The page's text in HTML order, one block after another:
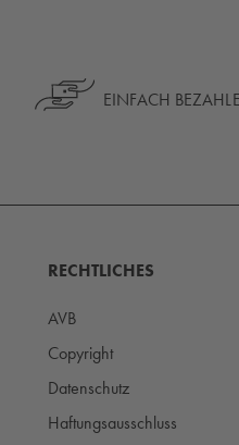
EINFACH
RECHTLICHES
AVB
Copyright
Datenschutz
Haftungsausschluss